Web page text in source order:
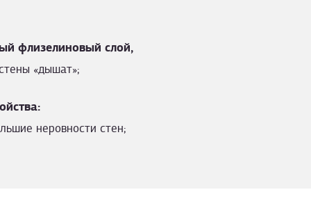
флизелиновый слой,
«дышат»;
неровности стен;